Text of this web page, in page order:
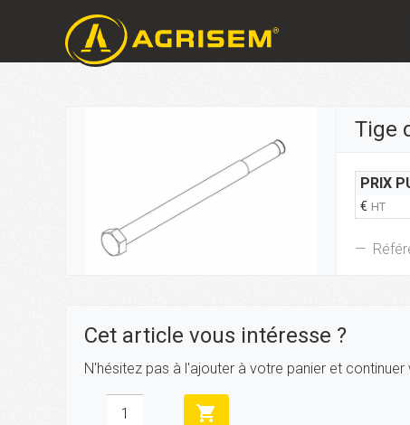
Tige
PRIX
€ HT
Cet article vous intéresse ?
N'hésitez pas à l'ajouter à votre panier et
shopping_cart